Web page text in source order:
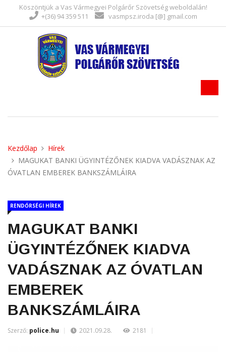
Köszöntjük a Vas Vármegyei Polgárőr Szövetség weboldalán!
+(36) 94 359 511
vasmpsz.iroda [@] gmail.com
Kezdőlap
Hírek
MAGUKAT BANKI ÜGYINTÉZŐNEK KIADVA VADÁSZNAK AZ
ÓVATLAN EMBEREK BANKSZÁMLÁIRA
RENDŐRSÉGI HÍREK
MAGUKAT BANKI
ÜGYINTÉZŐNEK KIADVA
VADÁSZNAK AZ ÓVATLAN
EMBEREK
BANKSZÁMLÁIRA
Szerző: police.hu 2021.09.28. 2181